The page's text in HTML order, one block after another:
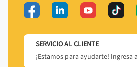
SERVICIO AL CLIENTE
¡Estamos para ayudarte! Ingresa a